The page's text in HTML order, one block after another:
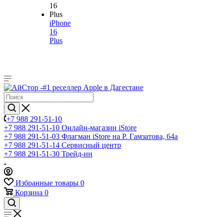
iPhone
16
Plus
+7 988 291-51-10
+7 988 291-51-10 Онлайн-магазин iStore
+7 988 291-51-03 Флагман iStore на Р. Гамзатова, 64а
+7 988 291-51-14 Сервисный центр
+7 988 291-51-30 Трейд-ин
Избранные товары 0
Корзина 0